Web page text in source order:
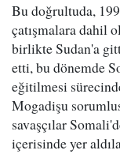
Bu doğrultuda,
çatışmalara dahil
birlikte Sudan'a
etti, bu dönemde
eğitilmesi
Mogadişu
savaşçılar
içerisinde yer